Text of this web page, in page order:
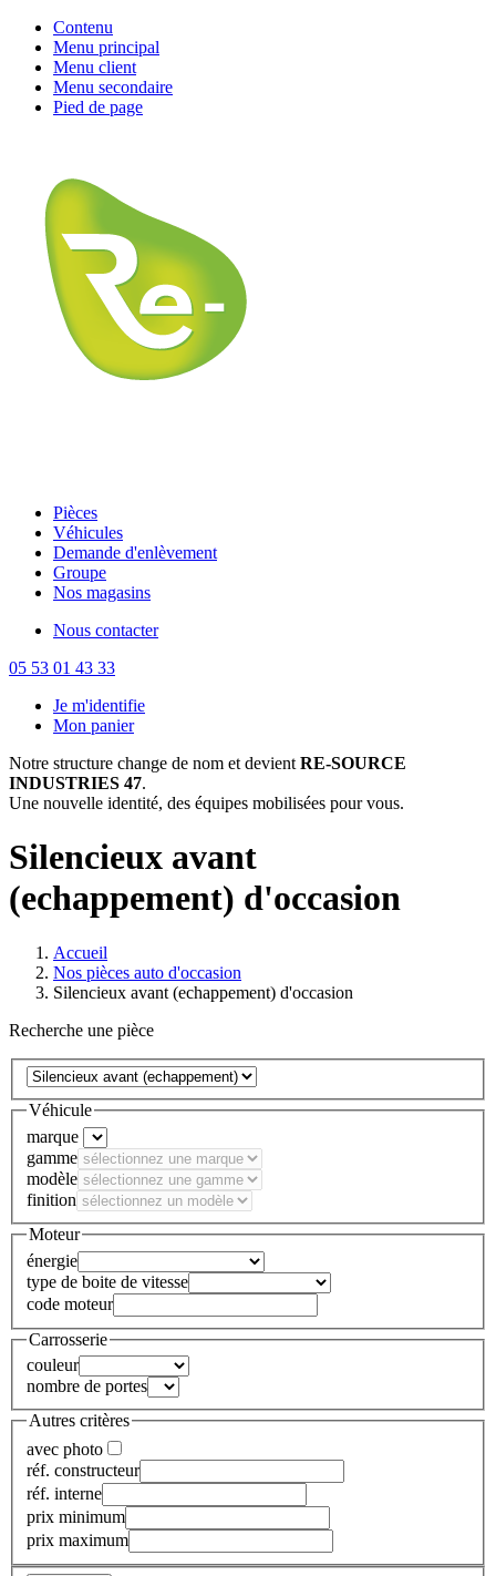
Contenu
Menu principal
Menu client
Menu secondaire
Pied de page
Pièces
Véhicules
Demande d'enlèvement
Groupe
Nos magasins
Nous contacter
05 53 01 43 33
Je m'identifie
Mon panier
Notre structure change de nom et devient RE-SOURCE
INDUSTRIES 47.
Une nouvelle identité, des équipes mobilisées pour vous.
Silencieux avant
(echappement) d'occasion
Accueil
Nos pièces auto d'occasion
Silencieux avant (echappement) d'occasion
Recherche une pièce
Véhicule
marque
gamme
modèle
finition
Moteur
énergie
type de boite de vitesse
code moteur
Carrosserie
couleur
nombre de portes
Autres critères
avec photo
réf. constructeur
réf. interne
prix minimum
prix maximum